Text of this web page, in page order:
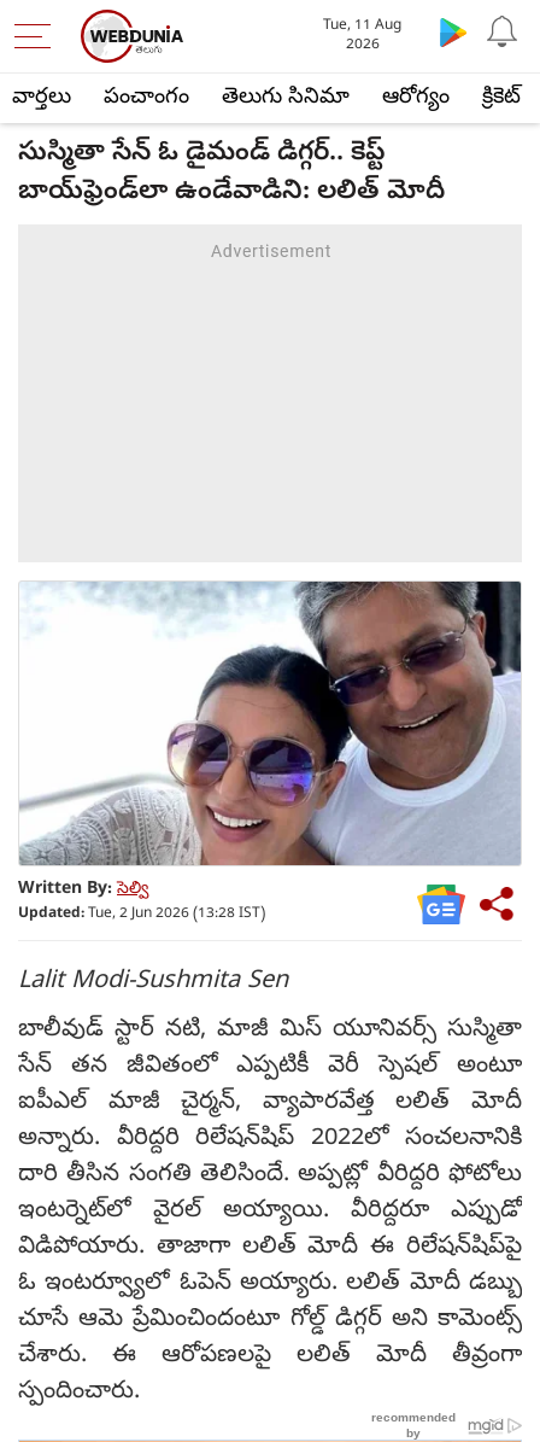
వార్తలు పంచాంగం తెలుగు సినిమా ఆరోగ్యం క్రికెట్
Tue, 11 Aug
2026
సుస్మితా సేన్ ఓ డైమండ్ డిగ్గర్.. కెప్ట్
బాయ్‌ఫ్రెండ్‌లా ఉండేవాడిని: లలిత్ మోదీ
Written By: సెల్వి
Updated:Tue, 2 Jun 2026 (13:28 IST)
Lalit Modi-Sushmita Sen
బాలీవుడ్ స్టార్ నటి, మాజీ మిస్ యూనివర్స్ సుస్మితా
సేన్ తన జీవితంలో ఎప్పటికీ వెరీ స్పెషల్ అంటూ
ఐపీఎల్ మాజీ చైర్మన్, వ్యాపారవేత్త లలిత్ మోదీ
అన్నారు. వీరిద్దరి రిలేషన్‌షిప్ 2022లో సంచలనానికి
దారి తీసిన సంగతి తెలిసిందే. అప్పట్లో వీరిద్దరి ఫోటోలు
ఇంటర్నెట్‌లో వైరల్ అయ్యాయి. వీరిద్దరూ ఎప్పుడో
విడిపోయారు. తాజాగా లలిత్ మోదీ ఈ రిలేషన్‌షిప్‌పై
ఓ ఇంటర్వ్యూలో ఓపెన్ అయ్యారు. లలిత్ మోదీ డబ్బు
చూసే ఆమె ప్రేమించిందంటూ గోల్డ్ డిగ్గర్ అని కామెంట్స్
చేశారు. ఈ ఆరోపణలపై లలిత్ మోదీ తీవ్రంగా
స్పందించారు.